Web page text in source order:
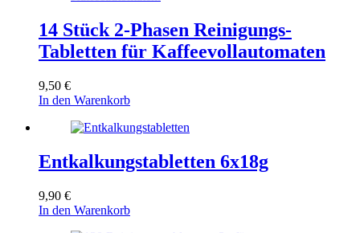
14 Stück 2-Phasen Reinigungs-
Tabletten für Kaffeevollautomaten
9,50 €
In den Warenkorb
Entkalkungstabletten 6x18g
9,90 €
In den Warenkorb